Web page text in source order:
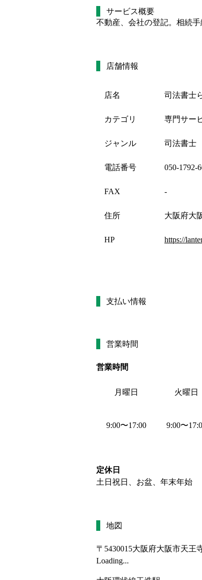
サービス概要
不動産、会社の登記。相続
店舗情報
店名 司法書士
カテゴリ 専門サー
ジャンル 司法書士
電話番号 050-1792-
FAX -
住所 大阪府大
HP https://
支払い情報
営業時間
営業時間
月曜日 火曜日
9:00〜17:00 9:00〜
定休日
土日祝日、お盆、年末年始
地図
〒5430015大阪府大阪市天王
Loading...